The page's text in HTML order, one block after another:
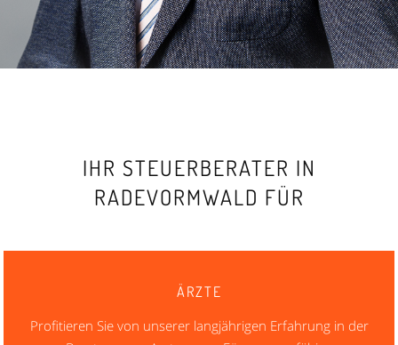
IHR STEUERBERATER IN
RADEVORMWALD FÜR
ÄRZTE
Profitieren Sie von unserer langjährigen Erfahrung in der